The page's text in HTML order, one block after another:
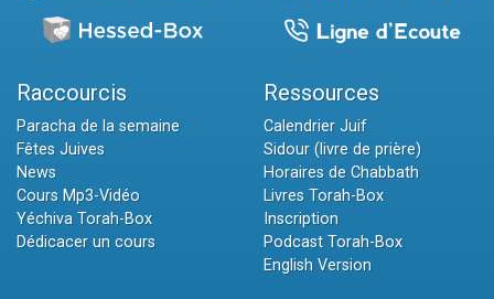
Raccourcis
Paracha de la semaine
Fêtes Juives
News
Cours Mp3-Vidéo
Yéchiva Torah-Box
Dédicacer un cours
Ressources
Calendrier Juif
Sidour (livre de prière)
Horaires de Chabbath
Livres Torah-Box
Inscription
Podcast Torah-Box
English Version